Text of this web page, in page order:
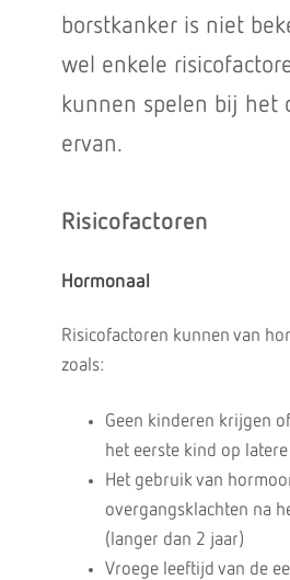
borstkanker is niet
wel enkele
kunnen spelen bij het
ervan.
Risicofactoren
Hormonaal
Risicofactoren kunnen van
zoals:
Geen kinderen krijgen
het eerste kind op
Het gebruik van
overgangsklachten na
(langer dan 2 jaar)
Vroege leeftijd van de